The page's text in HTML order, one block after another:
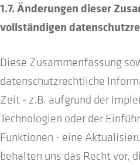
1.7. Änderungen dieser
vollständigen
Diese Zusammenfassung
datenschutzrechtliche
Zeit - z.B. aufgrund der
Technologien oder der
Funktionen - eine
behalten uns das Recht vor,